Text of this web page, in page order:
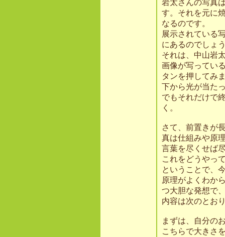
岩太さんの写真
す。それを元に
なるのです。
展示されている
にあるのでしょ
それは、中山岩
画像が写ってい
タンを押してみ
下から光が当た
でもそれだけで
く。
さて、前置きが
真は仕組みや原
言葉を尽くせば
これをどうやっ
ということで、
原理がよくわか
つ大胆な発想で
内容は次のとお
まずは、自分の
こちらで大きさ